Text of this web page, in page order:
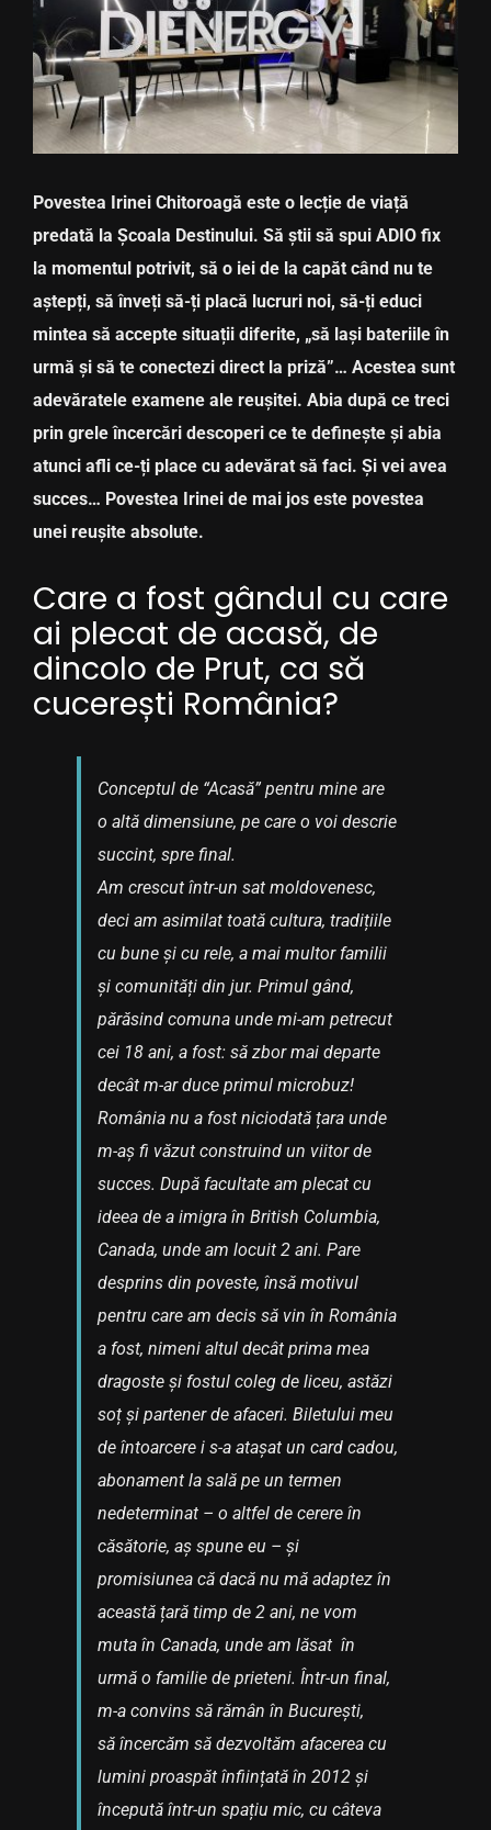
CONTACT
Povestea Irinei Chitoroagă este o lecție de viață
predată la Școala Destinului. Să știi să spui ADIO fix
la momentul potrivit, să o iei de la capăt când nu te
aștepți, să înveți să-ți placă lucruri noi, să-ți educi
mintea să accepte situații diferite, „să lași bateriile în
urmă și să te conectezi direct la priză”… Acestea sunt
adevăratele examene ale reușitei. Abia după ce treci
prin grele încercări descoperi ce te definește și abia
atunci afli ce-ți place cu adevărat să faci. Și vei avea
succes… Povestea Irinei de mai jos este povestea
unei reușite absolute.
Care a fost gândul cu care
ai plecat de acasă, de
dincolo de Prut, ca să
cucerești România?
Conceptul de “Acasă” pentru mine are
o altă dimensiune, pe care o voi descrie
succint, spre final.
Am crescut într-un sat moldovenesc,
deci am asimilat toată cultura, tradițiile
cu bune și cu rele, a mai multor familii
și comunități din jur. Primul gând,
părăsind comuna unde mi-am petrecut
cei 18 ani, a fost: să zbor mai departe
decât m-ar duce primul microbuz!
România nu a fost niciodată țara unde
m-aș fi văzut construind un viitor de
succes. După facultate am plecat cu
ideea de a imigra în British Columbia,
Canada, unde am locuit 2 ani. Pare
desprins din poveste, însă motivul
pentru care am decis să vin în România
a fost, nimeni altul decât prima mea
dragoste și fostul coleg de liceu, astăzi
soț și partener de afaceri. Biletului meu
de întoarcere i s-a atașat un card cadou,
abonament la sală pe un termen
nedeterminat – o altfel de cerere în
căsătorie, aș spune eu – și
promisiunea că dacă nu mă adaptez în
această țară timp de 2 ani, ne vom
muta în Canada, unde am lăsat în
urmă o familie de prieteni. Într-un final,
m-a convins să rămân în București,
să încercăm să dezvoltăm afacerea cu
lumini proaspăt înființată în 2012 și
începută într-un spațiu mic, cu câteva